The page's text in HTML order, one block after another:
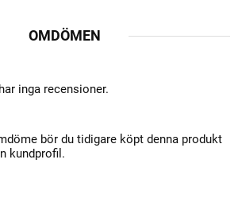
OMDÖMEN
bör du tidigare köpt denna produkt
kundprofil.
inga recensioner.